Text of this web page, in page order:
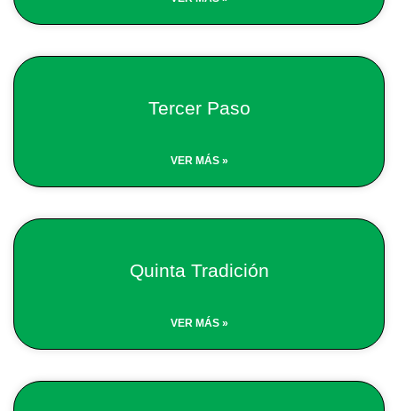
Tercer Paso
VER MÁS »
Quinta Tradición
VER MÁS »